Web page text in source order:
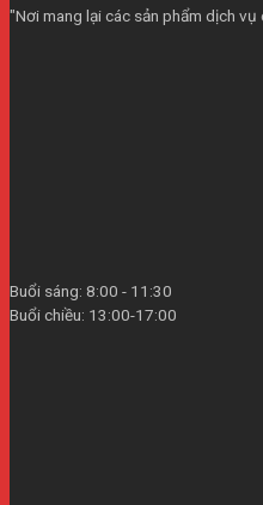
"Nơi mang lại các sản phẩm dịch
Buổi sáng: 8:00 - 11:30
Buổi chiều: 13:00-17:00